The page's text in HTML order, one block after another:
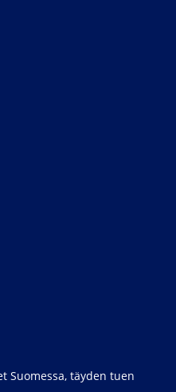
Suomessa, täyden tuen